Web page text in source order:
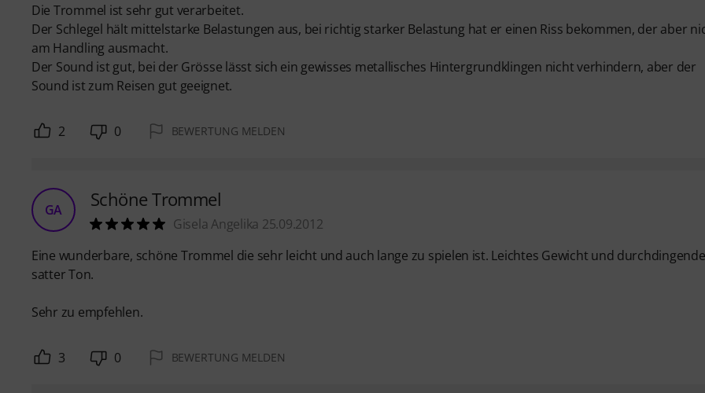
Die Trommel ist sehr gut verarbeitet.
Der Schlegel hält mittelstarke Belastungen aus, bei richtig starker Belastung hat er einen Riss bekommen, der aber
am Handling ausmacht.
Der Sound ist gut, bei der Grösse lässt sich ein gewisses metallisches Hintergrundklingen nicht verhindern, aber der
Sound ist zum Reisen gut geeignet.
2 0 BEWERTUNG MELDEN
GA Schöne Trommel
Gisela Angelika 25.09.2012
Eine wunderbare, schöne Trommel die sehr leicht und auch lange zu spielen ist. Leichtes Gewicht und
satter Ton.
Sehr zu empfehlen.
3 0 BEWERTUNG MELDEN